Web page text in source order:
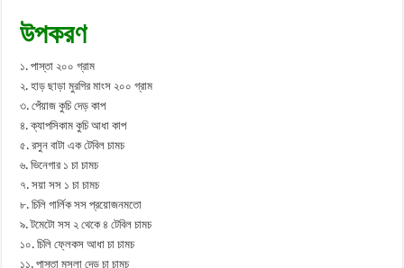
উপকরণ
১. পাস্তা ২০০ গ্রাম
২. হাড় ছাড়া মুরগির মাংস ২০০ গ্রাম
৩. পেঁয়াজ কুচি দেড় কাপ
৪. ক্যাপসিকাম কুচি আধা কাপ
৫. রসুন বাটা এক টেবিল চামচ
৬. ভিনেগার ১ চা চামচ
৭. সয়া সস ১ চা চামচ
৮. চিলি গার্লিক সস প্রয়োজনমতো
৯. টমেটো সস ২ থেকে ৪ টেবিল চামচ
১০. চিলি ফ্লেকস আধা চা চামচ
১১. পাস্তা মসলা দেড় চা চামচ